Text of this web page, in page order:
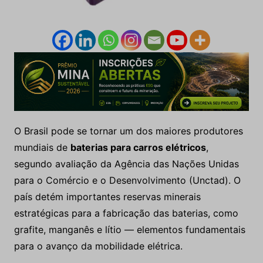
O Brasil pode se tornar um dos maiores produtores
mundiais de baterias para carros elétricos,
segundo avaliação da Agência das Nações Unidas
para o Comércio e o Desenvolvimento (Unctad). O
país detém importantes reservas minerais
estratégicas para a fabricação das baterias, como
grafite, manganês e lítio — elementos fundamentais
para o avanço da mobilidade elétrica.